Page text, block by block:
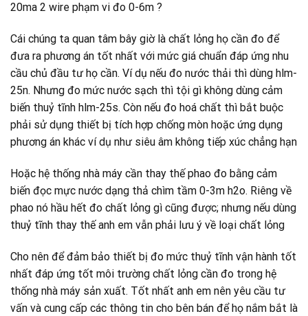
20ma 2 wire phạm vi đo 0-6m ?
Cái chúng ta quan tâm bây giờ là chất lỏng họ cần đo để
đưa ra phương án tốt nhất với mức giá chuẩn đáp ứng nhu
cầu chủ đầu tư họ cần. Ví dụ nếu đo nước thải thì dùng hlm-
25n. Nhưng đo mức nước sạch thì tội gì không dùng cảm
biến thuỷ tĩnh hlm-25s. Còn nếu đo hoá chất thì bắt buộc
phải sử dụng thiết bị tích hợp chống mòn hoặc ứng dụng
phương án khác ví dụ như siêu âm không tiếp xúc chẳng hạn
Hoặc hệ thống nhà máy cần thay thế phao đo bằng cảm
biến đọc mực nước dạng thả chìm tầm 0-3m h2o. Riêng về
phao nó hầu hết đo chất lỏng gì cũng được; nhưng nếu dùng
thuỷ tĩnh thay thế anh em vẫn phải lưu ý về loại chất lỏng
Cho nên để đảm bảo thiết bị đo mức thuỷ tĩnh vận hành tốt
nhất đáp ứng tốt môi trường chất lỏng cần đo trong hệ
thống nhà máy sản xuất. Tốt nhất anh em nên yêu cầu tư
vấn và cung cấp các thông tin cho bên bán để họ nắm bắt là